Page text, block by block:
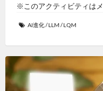
※このアクティビティは
AI進化/LLM /LQM